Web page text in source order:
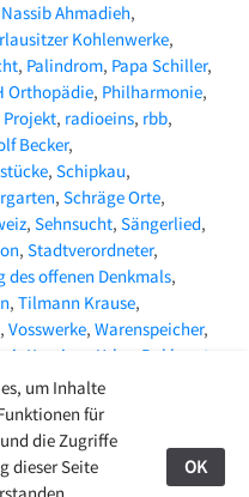
Nassib Ahmadieh
Kohlenwerke
Palindrom Papa Schiller
Orthopädie Philharmonie
Projekt radioeins rbb
Becker
Schipkau
Schräge Orte
Sehnsucht Sängerlied
Stadtverordneter
des offenen Denkmals
Tilmann Krause
Vosswerke Warenspeicher
Kaminer
Yehor Bakhmut
27.08.24
um Inhalte
für
die Zugriffe
dieser Seite
OK